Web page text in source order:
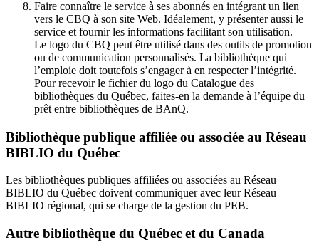
Faire connaître le service à ses abonnés en intégrant un lien
vers le CBQ à son site Web. Idéalement, y présenter aussi le
service et fournir les informations facilitant son utilisation.
Le logo du CBQ peut être utilisé dans des outils de promotion
ou de communication personnalisés. La bibliothèque qui
l’emploie doit toutefois s’engager à en respecter l’intégrité.
Pour recevoir le fichier du logo du Catalogue des
bibliothèques du Québec, faites-en la demande à l’équipe du
prêt entre bibliothèques de BAnQ.
Bibliothèque publique affiliée ou associée au Réseau
BIBLIO du Québec
Les bibliothèques publiques affiliées ou associées au Réseau
BIBLIO du Québec doivent communiquer avec leur Réseau
BIBLIO régional, qui se charge de la gestion du PEB.
Autre bibliothèque du Québec et du Canada